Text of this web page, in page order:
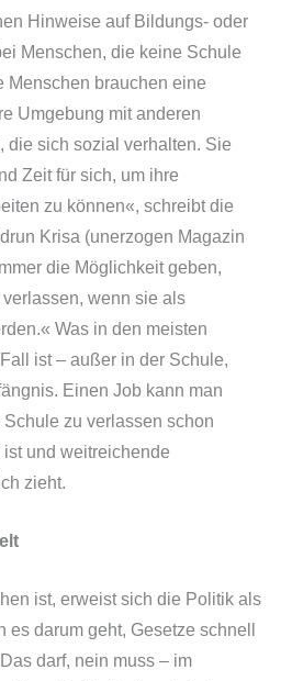
Hinweise auf Bildungs- oder
Menschen, die keine Schule
Menschen brauchen eine
Umgebung mit anderen
die sich sozial verhalten. Sie
Zeit für sich, um ihre
zu können«, schreibt die
Krisa (unerzogen Magazin
die Möglichkeit geben,
wenn sie als
Was in den meisten
ist – außer in der Schule,
Einen Job kann man
zu verlassen schon
und weitreichende
zieht.
ist, erweist sich die Politik als
darum geht, Gesetze schnell
darf, nein muss – im